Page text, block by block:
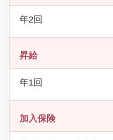
年2回
昇給
年1回
加入保険